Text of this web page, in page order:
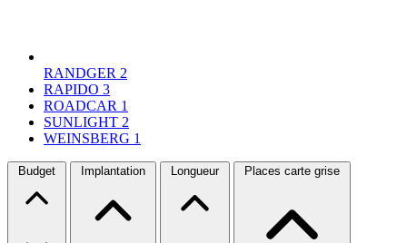
RANDGER 2
RAPIDO 3
ROADCAR 1
SUNLIGHT 2
WEINSBERG 1
Budget Implantation Longueur Places carte grise